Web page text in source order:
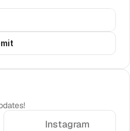
Instagram